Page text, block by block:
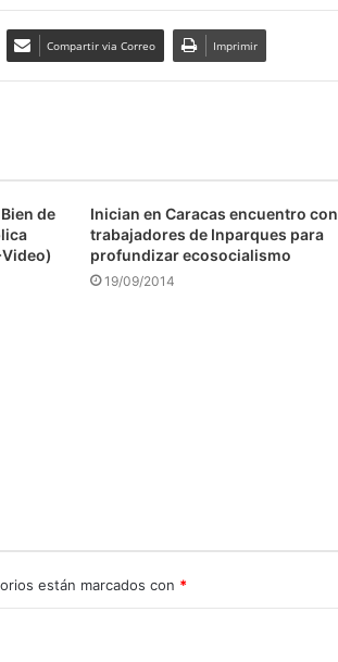
Compartir via Correo Imprimir
de
Inician en Caracas encuentro con
trabajadores de Inparques para
profundizar ecosocialismo
19/09/2014
están marcados con *